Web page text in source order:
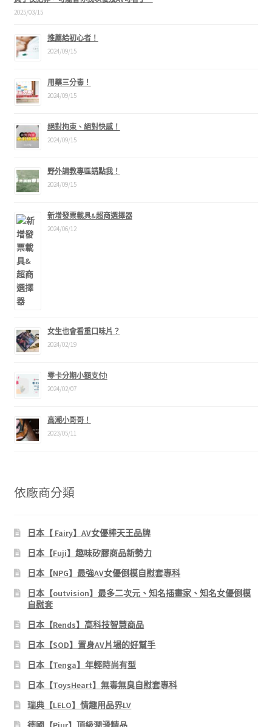
2025/03/15
推薦給初心者！
2024/09/15
用藥三分毒！
2024/09/15
絕對拘束、絕對快感！
2024/09/15
野外調教專區請點我！
2024/09/15
新增發票載具&超商選擇器
2024/06/12
女生也會看重口味片？
2024/02/19
零卡分期小額支付!
2024/02/07
高潮小哥哥！
2023/05/11
依廠商分類
日本【 Fairy】AV女優棒天王品牌
日本【Fuji】趣味矽膠商品新勢力
日本【NPG】最強AV女優倒模自慰套專科
日本【outvision】最多二次元、知名插畫家、知名女優倒模
自慰套
日本【Rends】高科技智慧商品
日本【SOD】置身AV片場的好幫手
日本【Tenga】年輕時尚有型
日本【ToysHeart】無毒無臭自慰套專科
瑞典【LELO】情趣用品界LV